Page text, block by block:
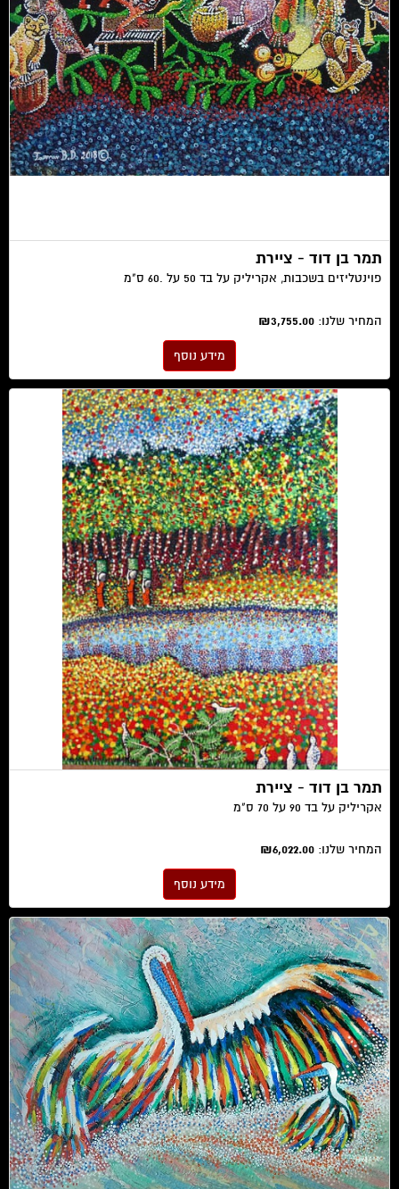
תמר בן דוד - ציירת
פוינטליזים בשכבות, אקריליק על בד 50 על .60 ס"מ
המחיר שלנו: ₪3,755.00
מידע נוסף
תמר בן דוד - ציירת
אקריליק על בד 90 על 70 ס"מ
המחיר שלנו: ₪6,022.00
מידע נוסף